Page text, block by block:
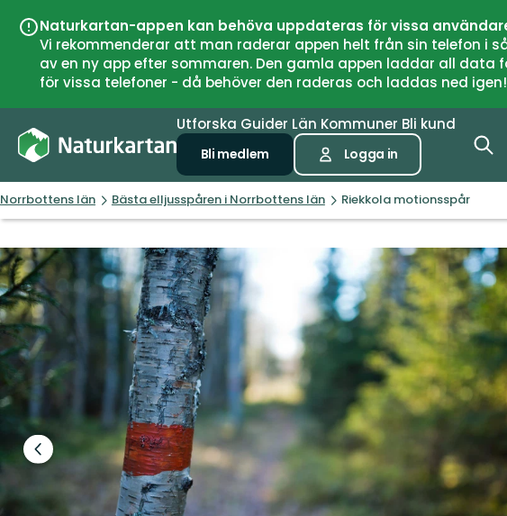
Naturkartan-appen kan behöva uppdateras för vissa
Vi rekommenderar att man raderar appen helt från sin telefon i
av en ny app efter sommaren. Den gamla appen laddar all
för vissa telefoner - då behöver den raderas och laddas ned igen!
Utforska Guider Län Kommuner Bli kund
Bli medlem Logga in
Norrbottens län Bästa elljusspåren i Norrbottens län Riekkola motionsspår
Föregående